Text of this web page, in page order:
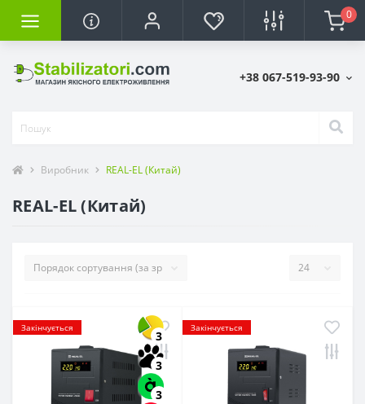
0
+38 067-519-93-90
Виробник REAL-EL (Китай)
REAL-EL (Китай)
Закінчується
3
3
3
Закінчується